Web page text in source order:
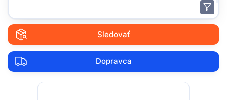
Sledovať
Dopravca